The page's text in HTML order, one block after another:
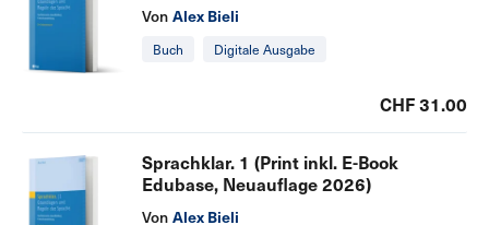
Von Alex Bieli
Buch Digitale Ausgabe
CHF 31.00
Sprachklar. 1 (Print inkl. E-Book
Edubase, Neuauflage 2026)
Von Alex Bieli